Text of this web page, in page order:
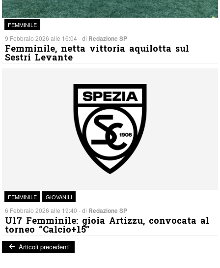
FEMMINILE
9 Febbraio 2026 alle 16:04 - di Redazione SP
Femminile, netta vittoria aquilotta sul
Sestri Levante
FEMMINILE GIOVANILI
6 Febbraio 2026 alle 19:40 - di Redazione SP
U17 Femminile: gioia Artizzu, convocata al
torneo “Calcio+15”
Articoli precedenti